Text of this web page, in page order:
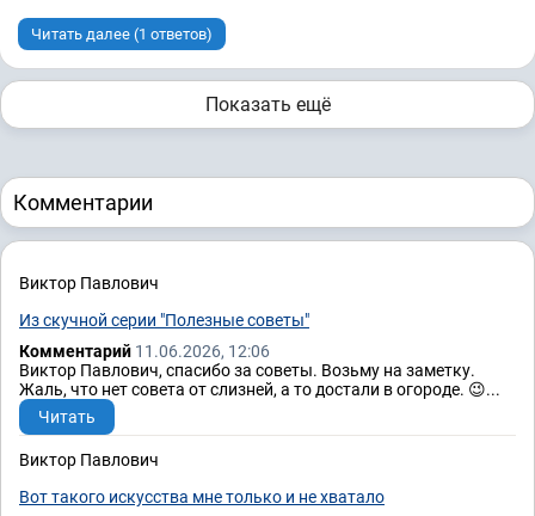
Читать далее (1 ответов)
Показать ещё
Комментарии
Виктор Павлович
Из скучной серии "Полезные советы"
Комментарий 11.06.2026, 12:06
Виктор Павлович, спасибо за советы. Возьму на заметку.
Жаль, что нет совета от слизней, а то достали в огороде. 😉...
Читать
Виктор Павлович
Вот такого искусства мне только и не хватало